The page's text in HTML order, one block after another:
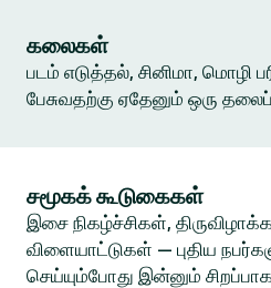
கலைகள்
படம் எடுத்தல், சினிமா, மொழி
பேசுவதற்கு ஏதேனும் ஒரு
சமூகக் கூடுகைகள்
இசை நிகழ்ச்சிகள்,
விளையாட்டுகள் — புதிய
செய்யும்போது இன்னும்